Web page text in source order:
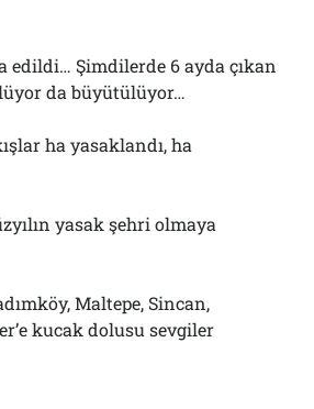
edildi… Şimdilerde 6 ayda çıkan
da büyütülüyor…
ha yasaklandı, ha
yasak şehri olmaya
Maltepe, Sincan,
kucak dolusu sevgiler